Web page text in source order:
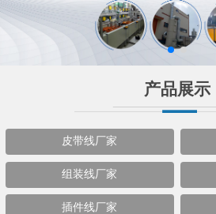
产品展示
皮带线厂家
组装线厂家
插件线厂家